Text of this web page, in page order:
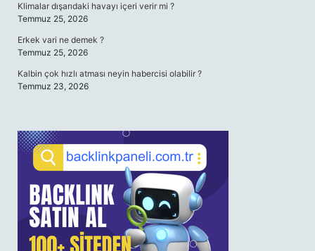
Klimalar dışarıdaki havayı içeri verir mi ?
Temmuz 25, 2026
Erkek vari ne demek ?
Temmuz 25, 2026
Kalbin çok hızlı atması neyin habercisi olabilir ?
Temmuz 23, 2026